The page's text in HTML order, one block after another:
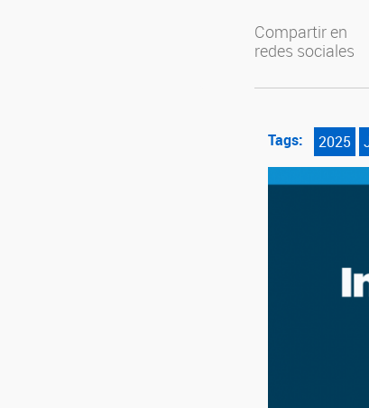
Compartir en
redes sociales
Tags: 2025